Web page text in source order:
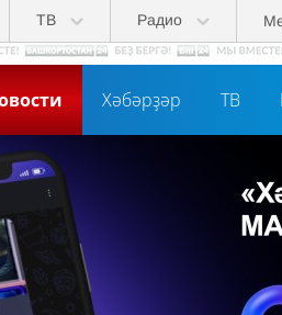
ТВ Радио
Хәбәрҙәр ТВ